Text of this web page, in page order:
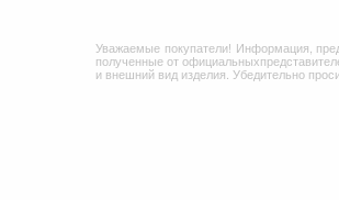
Уважаемые покупатели! Информация,
полученные от
и внешний вид изделия. Убедительно